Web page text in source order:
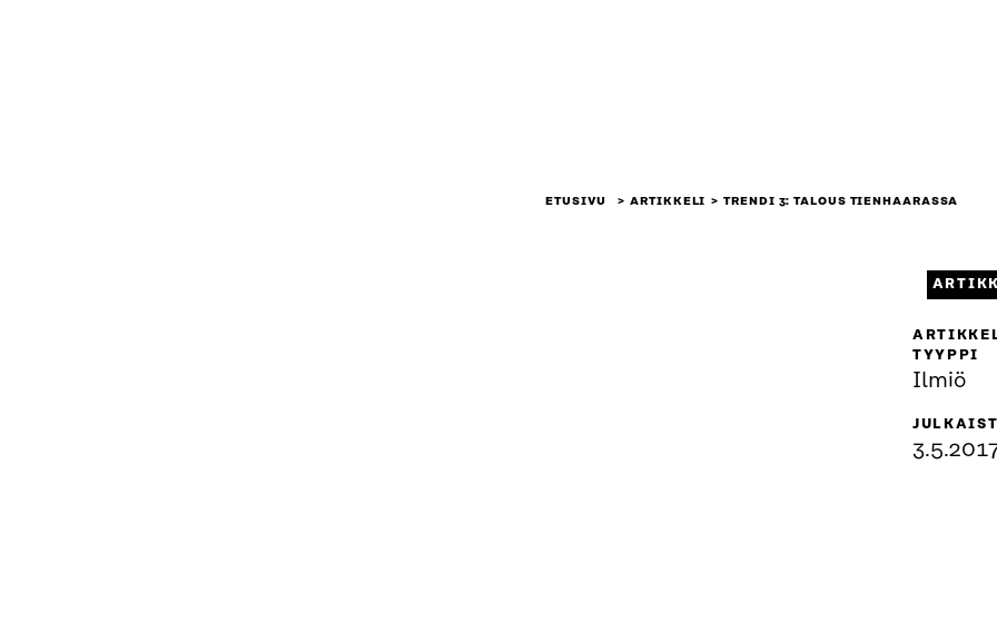
ETUSIVU ARTIKKELI TRENDI 3: TALOUS TIENHAARASSA
TYYPPI
Ilmiö